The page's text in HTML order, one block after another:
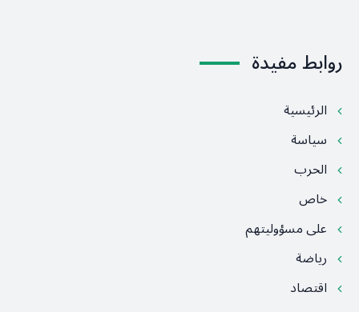
روابط مفيدة
الرئيسية
سياسة
الحرب
خاص
على مسؤوليتهم
رياضة
اقتصاد